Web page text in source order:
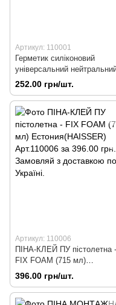
Артикул: 110001
Герметик силіконовий
універсальний
прозорий 300 мл (X-TREME)
Арт.110001
252.00 грн/шт.
Артикул: 110006
ПІНА-КЛЕЙ ПУ пістолетна -
FIX FOAM (715 мл)
Естония(HAISSER)
396.00 грн/шт.